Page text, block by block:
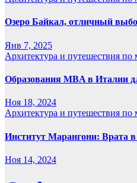
Озеро Байкал, отличный
Янв 7, 2025
Архитектура и путешествия по
Образования MBA в Италии
Ноя 18, 2024
Архитектура и путешествия по
Институт Марангони: Врата
Ноя 14, 2024